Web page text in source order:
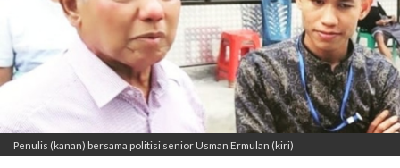
Penulis (kanan) bersama politisi senior Usman Ermulan (kiri)